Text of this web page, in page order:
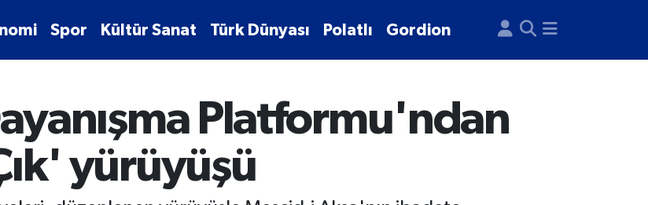
Spor Kültür Sanat Türk Dünyası Polatlı Gordion
Platformu'ndan
yürüyüşü